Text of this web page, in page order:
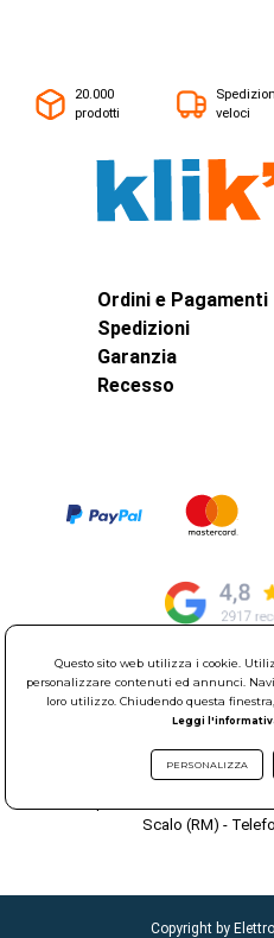
20.000
prodotti
veloci
Ordini e Pagamenti
Spedizioni
Garanzia
Recesso
© Elettroservice Spa - Sede
00015
Sociale 1.600.000,00 Euro i.v.
Roma REA:
Scalo (RM) -
Copyright by
Questo sito web utilizza i cookie.
personalizzare contenuti ed annunci.
loro utilizzo. Chiudendo questa
Leggi
PERSONALIZZA